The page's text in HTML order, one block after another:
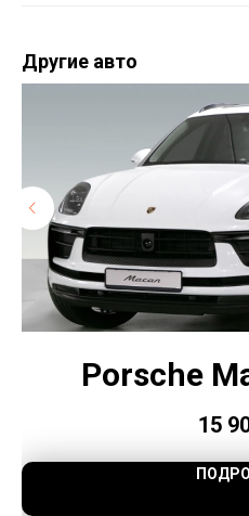
Другие авто
Porsche
15